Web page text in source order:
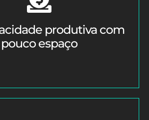
produtiva com
pouco espaço